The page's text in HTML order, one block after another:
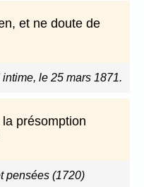
et ne doute de
le 25 mars 1871.
présomption
pensées (1720)